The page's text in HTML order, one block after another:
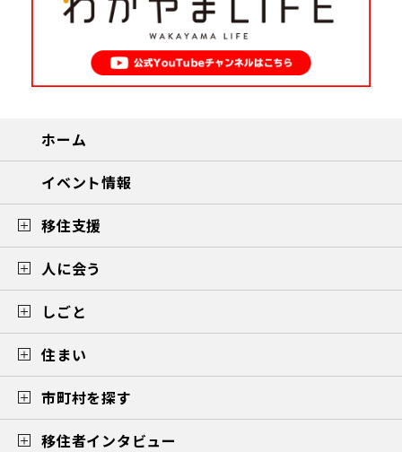
ホーム
イベント情報
移住支援
人に会う
しごと
住まい
市町村を探す
移住者インタビュー